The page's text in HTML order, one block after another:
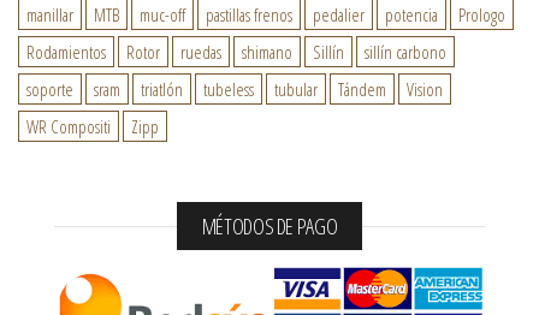
manillar
MTB muc-off pastillas frenos pedalier potencia
Prologo
Rodamientos
Rotor ruedas shimano Sillín
sillín carbono
soporte
sram triatlón tubeless tubular Tándem
Vision
WR Compositi
Zipp
MÉTODOS DE PAGO